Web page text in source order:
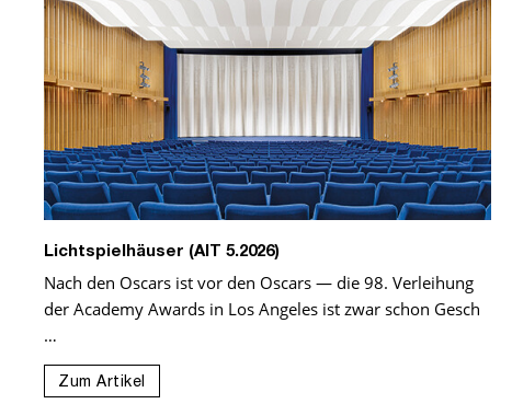
Lichtspielhäuser (AIT 5.2026)
Nach den Oscars ist vor den Oscars — die 98. Verleihung
der Academy Awards in Los Angeles ist zwar schon Gesch
…
Zum Artikel